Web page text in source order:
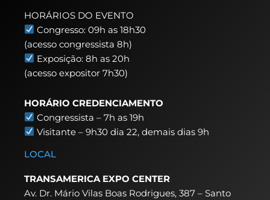
HORÁRIOS DO EVENTO
Congresso: 09h as 18h30
(acesso congressista 8h)
Exposição: 8h as 20h
(acesso expositor 7h30)
HORÁRIO CREDENCIAMENTO
Congressista – 7h as 19h
Visitante – 9h30 dia 22,demais dias 9h
LOCAL
TRANSAMERICA EXPO CENTER
Av. Dr. Mário Vilas Boas Rodrigues, 387 – Santo